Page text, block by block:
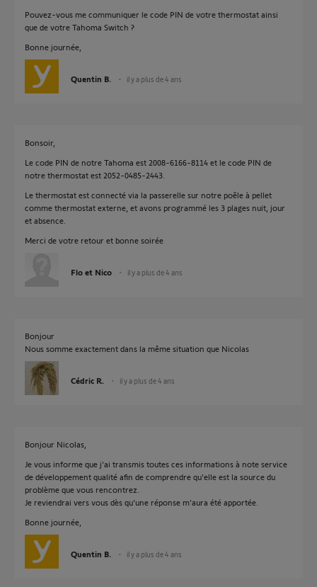
Pouvez-vous me communiquer le code PIN de votre thermostat ainsi
que de votre Tahoma Switch ?
Bonne journée,
Quentin B. il y a plus de 4 ans
Bonsoir,
Le code PIN de notre Tahoma est 2008-6166-8114 et le code PIN de
notre thermostat est 2052-0485-2443.
Le thermostat est connecté via la passerelle sur notre poêle à pellet
comme thermostat externe, et avons programmé les 3 plages nuit, jour
et absence.
Merci de votre retour et bonne soirée
Flo et Nico il y a plus de 4 ans
Bonjour
Nous somme exactement dans la même situation que Nicolas
Cédric R. il y a plus de 4 ans
Bonjour Nicolas,
Je vous informe que j'ai transmis toutes ces informations à note service
de développement qualité afin de comprendre qu'elle est la source du
problème que vous rencontrez.
Je reviendrai vers vous dès qu'une réponse m'aura été apportée.
Bonne journée,
Quentin B. il y a plus de 4 ans